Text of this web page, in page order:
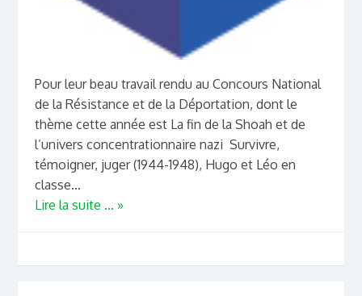
Pour leur beau travail rendu au Concours National
de la Résistance et de la Déportation, dont le
thème cette année est La fin de la Shoah et de
l’univers concentrationnaire nazi Survivre,
témoigner, juger (1944-1948), Hugo et Léo en
classe...
Lire la suite ... »